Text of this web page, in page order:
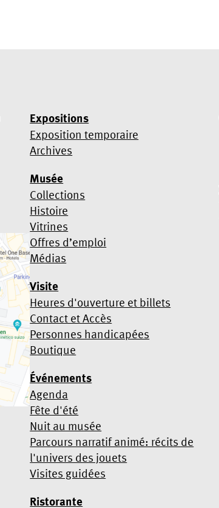
Expositions
Exposition temporaire
Archives
Musée
Collections
Histoire
Vitrines
Offres d’emploi
Médias
Visite
Heures d'ouverture et billets
Contact et Accès
Personnes handicapées
Boutique
Événements
Agenda
Fête d'été
Nuit au musée
Parcours narratif animé: récits de
l'univers des jouets
Visites guidées
Ristorante